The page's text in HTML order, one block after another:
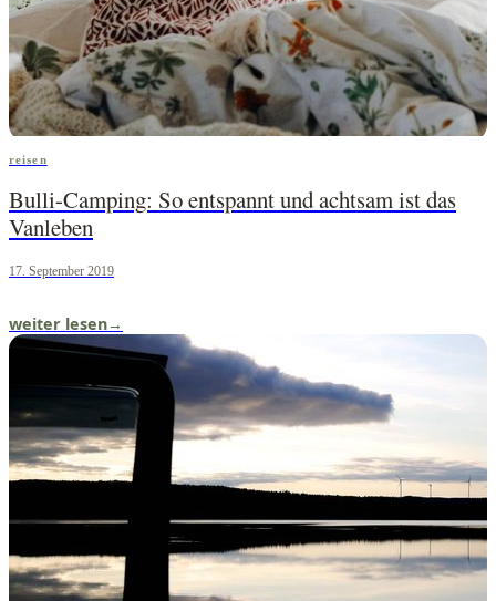
reisen
Bulli-Camping: So entspannt und achtsam ist das
Vanleben
17. September 2019
weiter lesen→